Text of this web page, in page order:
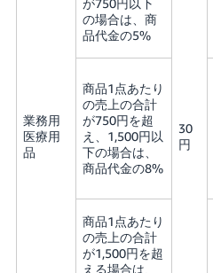
業務用
医療用
品
が750円以下
の場合は、商
品代金の5%
30
円
商品1点あたり
の売上の合計
が750円を超
え、1,500円以
下の場合は、
商品代金の8%
商品1点あたり
の売上の合計
が1,500円を超
える場合は、